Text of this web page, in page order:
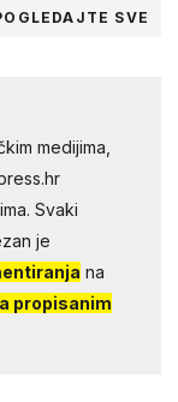
SVE
medijima,
Svaki
je
na
propisanim